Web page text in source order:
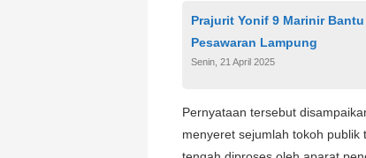
Prajurit Yonif 9 Marinir
Pesawaran Lampung
Senin, 21 April 2025
Pernyataan tersebut
menyeret sejumlah tokoh